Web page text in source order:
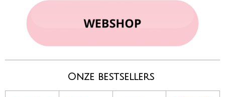
Onze bestsellers